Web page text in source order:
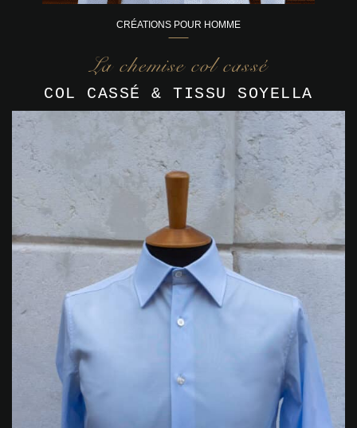
CRÉATIONS POUR HOMME
La chemise col cassé
COL CASSÉ & TISSU SOYELLA